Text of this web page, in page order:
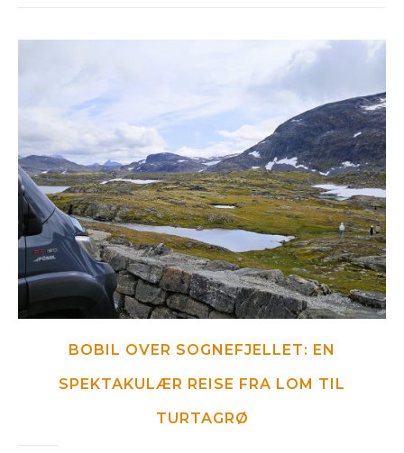
BOBIL OVER SOGNEFJELLET: EN
SPEKTAKULÆR REISE FRA LOM TIL
TURTAGRØ